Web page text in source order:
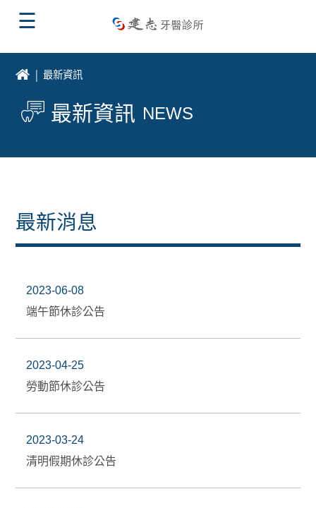
☰
最新資訊
最新資訊 NEWS
最新消息
2023-06-08
端午節休診公告
2023-04-25
勞動節休診公告
2023-03-24
清明假期休診公告